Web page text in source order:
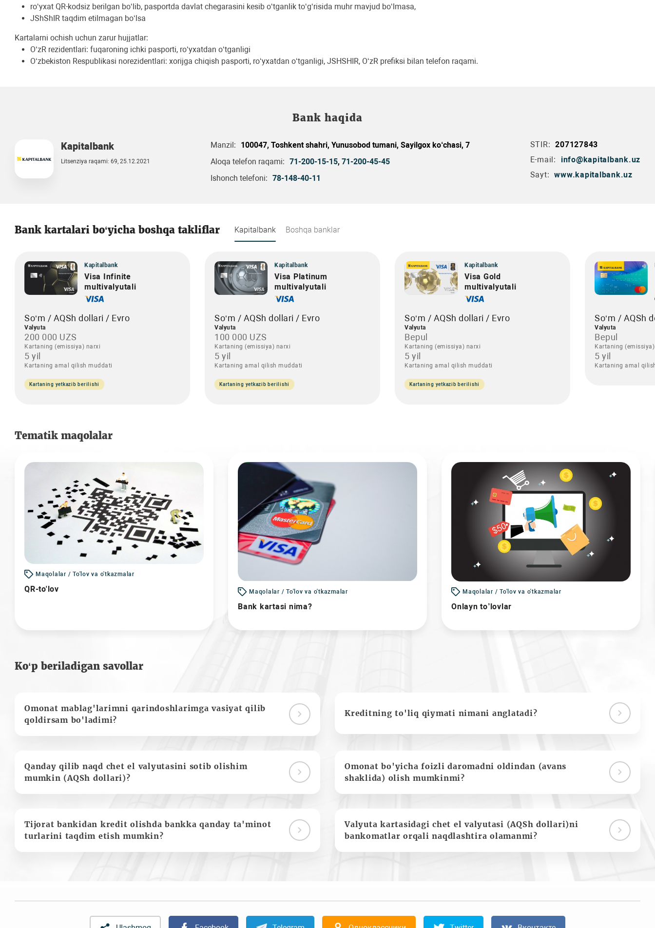
ro‘yxat QR-kodsiz berilgan bo‘lib, pasportda davlat chegarasini kesib o‘tganlik to‘g‘risida muhr mavjud bo‘lmasa,
JShShIR taqdim etilmagan bo‘lsa
Kartalarni ochish uchun zarur hujjatlar:
O‘zR rezidentlari: fuqaroning ichki pasporti, ro‘yxatdan o‘tganligi
O‘zbekiston Respublikasi norezidentlari: xorijga chiqish pasporti, ro‘yxatdan o‘tganligi, JSHSHIR, O‘zR prefiksi bilan telefon raqami.
Bank haqida
Kapitalbank
Litsenziya raqami: 69, 25.12.2021
Manzil:
100047, Toshkent shahri, Yunusobod tumani, Sayilgox ko‘chasi, 7
Aloqa telefon raqami: 71-200-15-15, 71-200-45-45
Ishonch telefoni: 78-148-40-11
STIR: 207127843
E-mail:
info@kapitalbank.uz
Sayt: www.kapitalbank.uz
Bank kartalari bo‘yicha boshqa takliflar Kapitalbank Boshqa banklar
Kapitalbank
Visa Infinite
multivalyutali
So‘m / AQSh dollari / Evro
Valyuta
200 000 UZS
Kartaning (emissiya) narxi
5 yil
Kartaning amal qilish muddati
Kartaning yetkazib berilishi
Kapitalbank
Visa Platinum
multivalyutali
So‘m / AQSh dollari / Evro
Valyuta
100 000 UZS
Kartaning (emissiya) narxi
5 yil
Kartaning amal qilish muddati
Kartaning yetkazib berilishi
Kapitalbank
Visa Gold
multivalyutali
So‘m / AQSh dollari / Evro
Valyuta
Bepul
Kartaning (emissiya) narxi
5 yil
Kartaning amal qilish muddati
Kartaning yetkazib berilishi
So‘m / AQSh
Valyuta
Bepul
Kartaning
5 yil
Kartaning amal
Tematik maqolalar
Maqolalar / To'lov va o'tkazmalar
QR-to'lov Maqolalar / To'lov va o'tkazmalar
Bank kartasi nima?
Maqolalar / To'lov va o'tkazmalar
Onlayn to’lovlar
Ko‘p beriladigan savollar
Omonat mablag'larimni qarindoshlarimga vasiyat qilib
qoldirsam bo'ladimi?
Kreditning to'liq qiymati nimani anglatadi?
Qanday qilib naqd chet el valyutasini sotib olishim
mumkin (AQSh dollari)?
Omonat bo'yicha foizli daromadni oldindan (avans
shaklida) olish mumkinmi?
Tijorat bankidan kredit olishda bankka qanday ta'minot
turlarini taqdim etish mumkin?
Valyuta kartasidagi chet el valyutasi (AQSh dollari)ni
bankomatlar orqali naqdlashtira olamanmi?